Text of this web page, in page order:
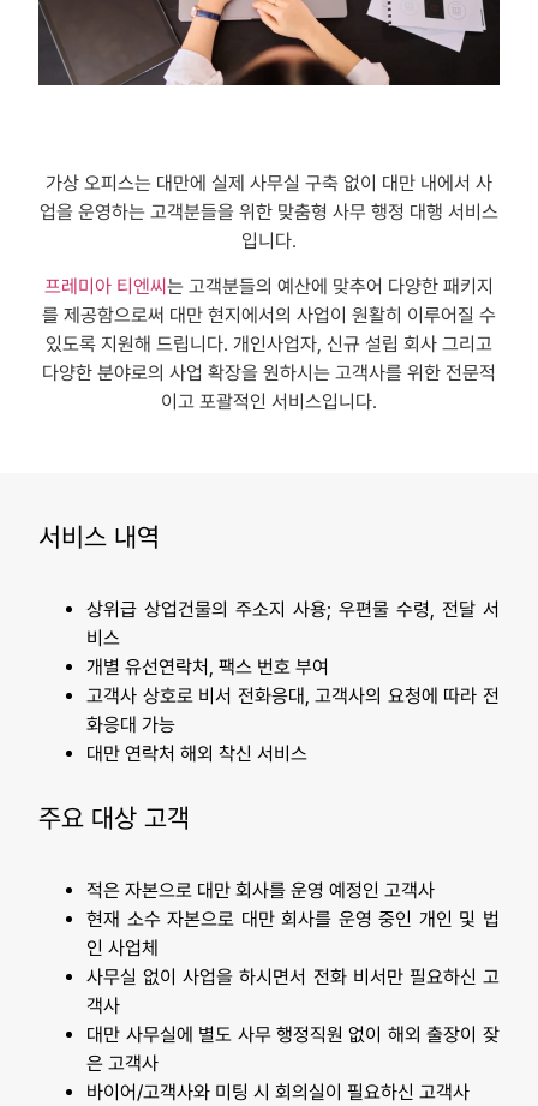
가상 오피스는 대만에 실제 사무실 구축 없이 대만 내에서 사
업을 운영하는 고객분들을 위한 맞춤형 사무 행정 대행 서비스
입니다.
프레미아 티엔씨 는 고객분들의 예산에 맞추어 다양한 패키지
를 제공함으로써 대만 현지에서의 사업이 원활히 이루어질 수
있도록 지원해 드립니다. 개인사업자, 신규 설립 회사 그리고
다양한 분야로의 사업 확장을 원하시는 고객사를 위한 전문적
이고 포괄적인 서비스입니다.
서비스 내역
상위급 상업건물의 주소지 사용; 우편물 수령, 전달 서
비스
개별 유선연락처, 팩스 번호 부여
고객사 상호로 비서 전화응대, 고객사의 요청에 따라 전
화응대 가능
대만 연락처 해외 착신 서비스
주요 대상 고객
적은 자본으로 대만 회사를 운영 예정인 고객사
현재 소수 자본으로 대만 회사를 운영 중인 개인 및 법
인 사업체
사무실 없이 사업을 하시면서 전화 비서만 필요하신 고
객사
대만 사무실에 별도 사무 행정직원 없이 해외 출장이 잦
은 고객사
바이어/고객사와 미팅 시 회의실이 필요하신 고객사